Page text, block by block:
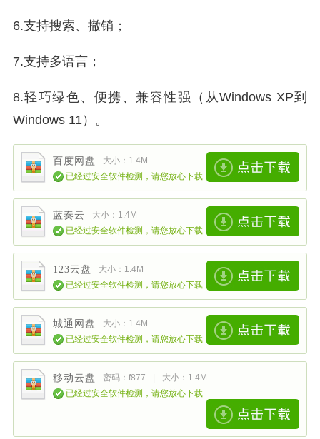
6.支持搜索、撤销；
7.支持多语言；
8.轻巧绿色、便携、兼容性强（从Windows XP到
Windows 11）。
百度网盘
大小：1.4M
已经过安全软件检测，请您放心下载
蓝奏云
大小：1.4M
已经过安全软件检测，请您放心下载
123云盘
大小：1.4M
已经过安全软件检测，请您放心下载
城通网盘
大小：1.4M
已经过安全软件检测，请您放心下载
移动云盘 密码：f877
大小：1.4M
已经过安全软件检测，请您放心下载